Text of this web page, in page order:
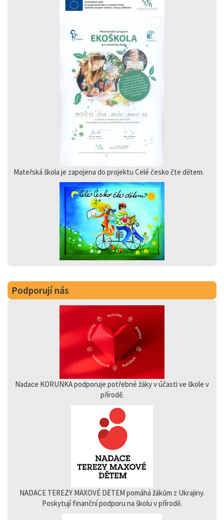
Mateřská škola je zapojena do projektu Celé česko čte dětem.
Podporují nás
Nadace KORUNKA podporuje potřebné žáky v účasti ve škole v
přírodě.
NADACE TEREZY MAXOVÉ DĚTEM pomáhá žákům z Ukrajiny.
Poskytují finanční podporu na školu v přírodě.